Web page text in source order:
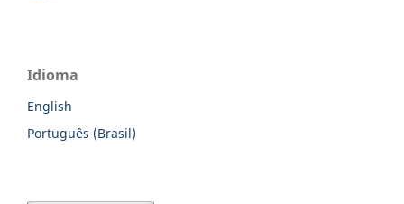
Idioma
English
Português (Brasil)